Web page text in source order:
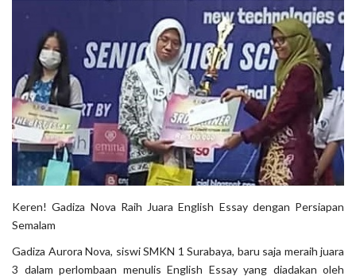
Keren! Gadiza Nova Raih Juara English Essay dengan Persiapan
Semalam
Gadiza Aurora Nova, siswi SMKN 1 Surabaya, baru saja meraih juara
3 dalam perlombaan menulis English Essay yang diadakan oleh